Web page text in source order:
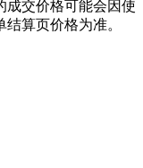
成交价格可能会因使
算页价格为准。